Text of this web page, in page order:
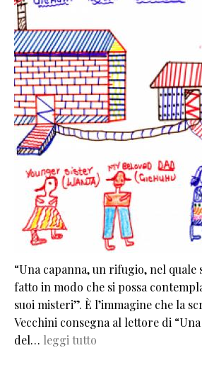
“Una capanna, un rifugio, nel
fatto in modo che si possa
suoi misteri”. È l’immagine che la
Vecchini consegna al lettore di
del… leggi tutto